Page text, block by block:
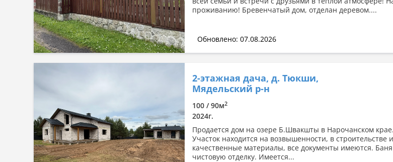
По площади: малая → большая
проживанию! Бревенчатый дом, отделан деревом....
Обновлено: 07.08.2026
2-этажная дача, д. Тюкши,
Мядельский р-н
100 / 90м2
2024г.
Продается дом на озере Б.Швакшты в Нарочанском
Участок находится на возвышенности, в строительстве
качественные материалы, все документы имеются.
чистовую отделку. Имеется...